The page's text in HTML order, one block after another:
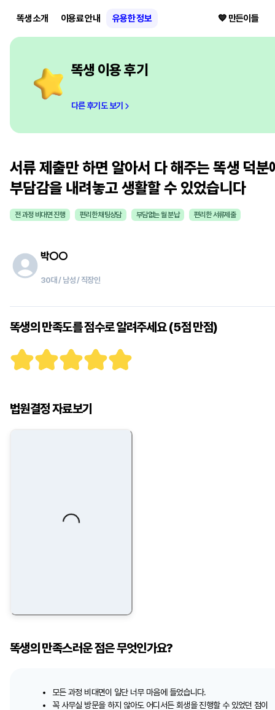
똑생 소개 이용료 안내 유용한 정보 💙 만든이들
똑생 이용 후기
다른 후기도 보기
서류 제출만 하면 알아서 다 해주는 똑생 덕분
부담감을 내려놓고 생활할 수 있었습니다
전 과정 비대면 진행 편리한 채팅상담 부담없는 월 분납 편리한 서류제출
박○○
30대 / 남성 / 직장인
똑생의 만족도를 점수로 알려주세요 (5점 만점)
법원결정 자료보기
똑생의 만족스러운 점은 무엇인가요?
모든 과정 비대면이 일단 너무 마음에 들었습니다.
꼭 사무실 방문을 하지 않아도 어디서든 회생을 진행할 수 있었던 점이